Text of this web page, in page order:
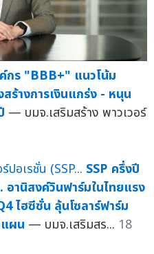
กร "BBB+" แนวโน้ม
ร้างการเงินแกร่ง - หนุน
— บมจ.เสริมสร้าง พาวเวอร์
SSP ครึ่งปี
อานิสงค์วินฟาร์มในไทยแรง
ไฮซีซั่น ลุ้นโซลาร์ฟาร์ม
ผน — บมจ.เสริมสร... 18